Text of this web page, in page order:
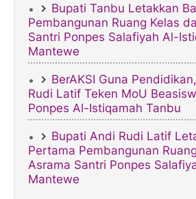
Bupati Tanbu Letakkan
Pembangunan Ruang Kelas
Santri Ponpes Salafiyah Al-
Mantewe
BerAKSI Guna
Rudi Latif Teken MoU
Ponpes Al-Istiqamah Tanbu
Bupati Andi Rudi Latif
Pertama Pembangunan
Asrama Santri Ponpes
Mantewe